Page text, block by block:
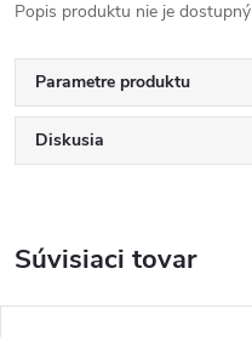
Popis produktu nie je dostupný
Parametre produktu
Diskusia
Súvisiaci tovar